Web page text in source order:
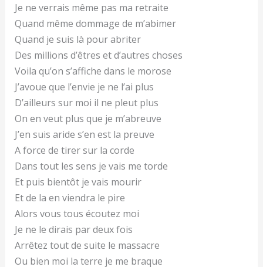
Je ne verrais même pas ma retraite
Quand même dommage de m’abimer
Quand je suis là pour abriter
Des millions d’êtres et d’autres choses
Voila qu’on s’affiche dans le morose
J’avoue que l’envie je ne l’ai plus
D’ailleurs sur moi il ne pleut plus
On en veut plus que je m’abreuve
J’en suis aride s’en est la preuve
A force de tirer sur la corde
Dans tout les sens je vais me torde
Et puis bientôt je vais mourir
Et de la en viendra le pire
Alors vous tous écoutez moi
Je ne le dirais par deux fois
Arrêtez tout de suite le massacre
Ou bien moi la terre je me braque